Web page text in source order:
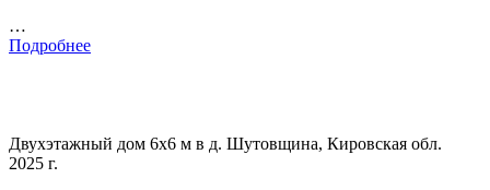
…
Подробнее
Двухэтажный дом 6х6 м в д. Шутовщина, Кировская обл.
2025 г.